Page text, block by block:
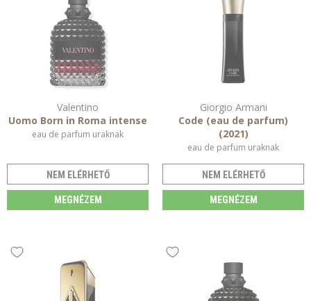
Valentino
Uomo Born in Roma intense
eau de parfum uraknak
NEM ELÉRHETŐ
MEGNÉZEM
Giorgio Armani
Code (eau de parfum)
(2021)
eau de parfum uraknak
NEM ELÉRHETŐ
MEGNÉZEM